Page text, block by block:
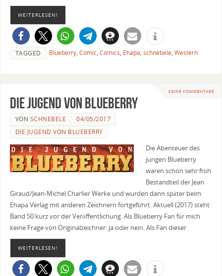
WEITERLESEN!
TAGGED Blueberry, Comic, Comics, Ehapa, schnebele, Western
KEINE KOMMENTARE
Die Jugend von Blueberry
VON SCHNEBELE
04/05/2017
DIE JUGEND VON BLUEBERRY
Die Abenteuer des
jungen Blueberry
waren schon sehr früh
Bestandteil der Jean
Giraud/Jean-Michel Charlier Werke und wurden dann später beim
Ehapa Verlag mit anderen Zeichnern fortgeführt. Aktuell (2017) steht
Band 50 kurz vor der Veröffentlichung. Als Blueberry Fan für mich
keine Frage von Originalzeichner: ja oder nein. Als Fan dieser
WEITERLESEN!